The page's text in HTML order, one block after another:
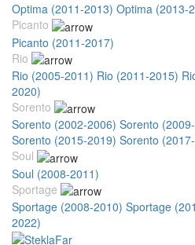
Optima (2011-2013) Optima (2013-
Picanto
Picanto (2011-2017)
Rio
Rio (2005-2011) Rio (2011-2015)
2020)
Sorento
Sorento (2002-2006) Sorento
Sorento (2015-2019) Sorento
Soul
Soul (2008-2011)
Sportage
Sportage (2008-2010) Sportage
2022)